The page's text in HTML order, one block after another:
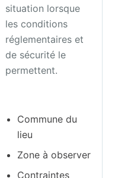
situation lorsque
les conditions
réglementaires et
de sécurité le
permettent.
Commune du
lieu
Zone à observer
Contraintes